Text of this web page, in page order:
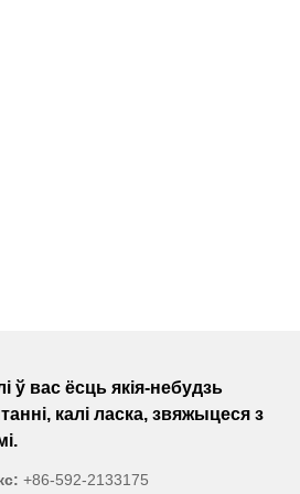
ў вас ёсць якія-небудзь
калі ласка, звяжыцеся з
+86-592-2133175